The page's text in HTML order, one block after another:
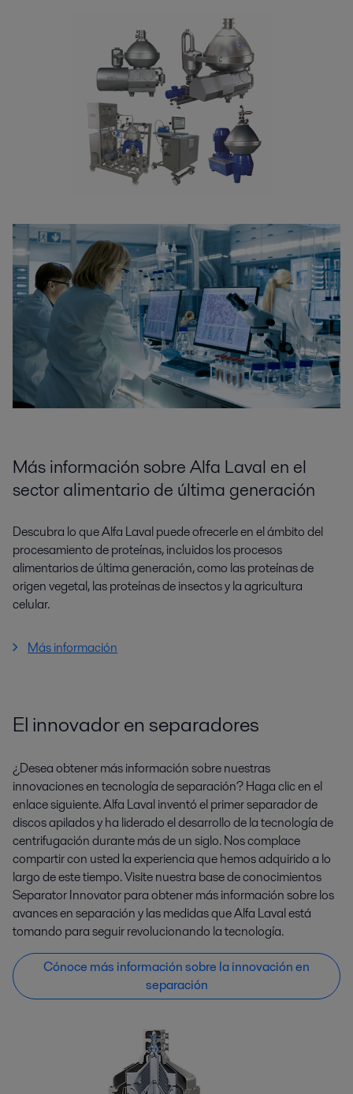
Más información sobre Alfa Laval en el
sector alimentario de última generación
Descubra lo que Alfa Laval puede ofrecerle en el ámbito del
procesamiento de proteínas, incluidos los procesos
alimentarios de última generación, como las proteínas de
origen vegetal, las proteínas de insectos y la agricultura
celular.
Más información
El innovador en separadores
¿Desea obtener más información sobre nuestras
innovaciones en tecnología de separación? Haga clic en el
enlace siguiente. Alfa Laval inventó el primer separador de
discos apilados y ha liderado el desarrollo de la tecnología de
centrifugación durante más de un siglo. Nos complace
compartir con usted la experiencia que hemos adquirido a lo
largo de este tiempo. Visite nuestra base de conocimientos
Separator Innovator para obtener más información sobre los
avances en separación y las medidas que Alfa Laval está
tomando para seguir revolucionando la tecnología.
Cónoce más información sobre la innovación en
separación